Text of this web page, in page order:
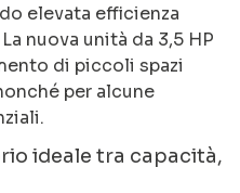
elevata efficienza
La nuova unità da 3,5 HP
di piccoli spazi
per alcune
ideale tra capacità,